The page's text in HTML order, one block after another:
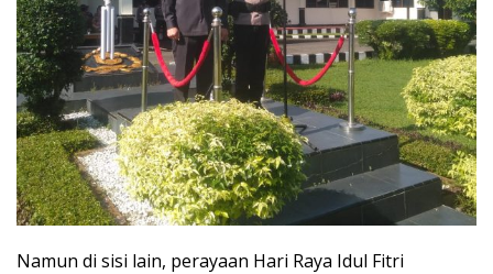
Namun di sisi lain, perayaan Hari Raya Idul Fitri